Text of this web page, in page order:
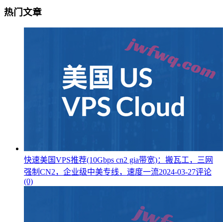
热门文章
快速美国VPS推荐(10Gbps cn2 gia带宽)：搬瓦工，三网
强制CN2，企业级中美专线，速度一流2024-03-27评论
(0)